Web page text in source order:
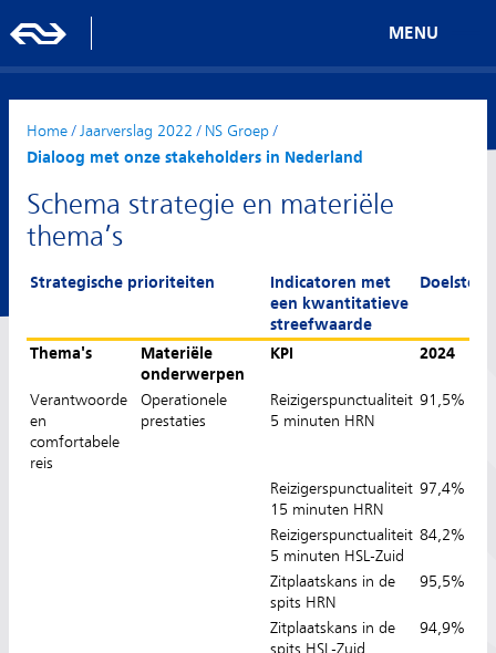
MENU
Home/ Jaarverslag 2022 / NS Groep/
Dialoog met onze stakeholders in Nederland
Schema strategie en materiële
thema’s
Strategische prioriteiten
Indicatoren met
een kwantitatieve
streefwaarde
Thema's
Materiële
onderwerpen
KPI 2024
Verantwoorde
en
comfortabele
reis
Operationele
prestaties
Reizigerspunctualiteit
5 minuten HRN
91,5%
Reizigerspunctualiteit
15 minuten HRN
97,4%
Reizigerspunctualiteit
5 minuten HSL-Zuid
84,2%
Zitplaatskans in de
spits HRN
95,5%
Zitplaatskans in de
spits HSL-Zuid
94,9%